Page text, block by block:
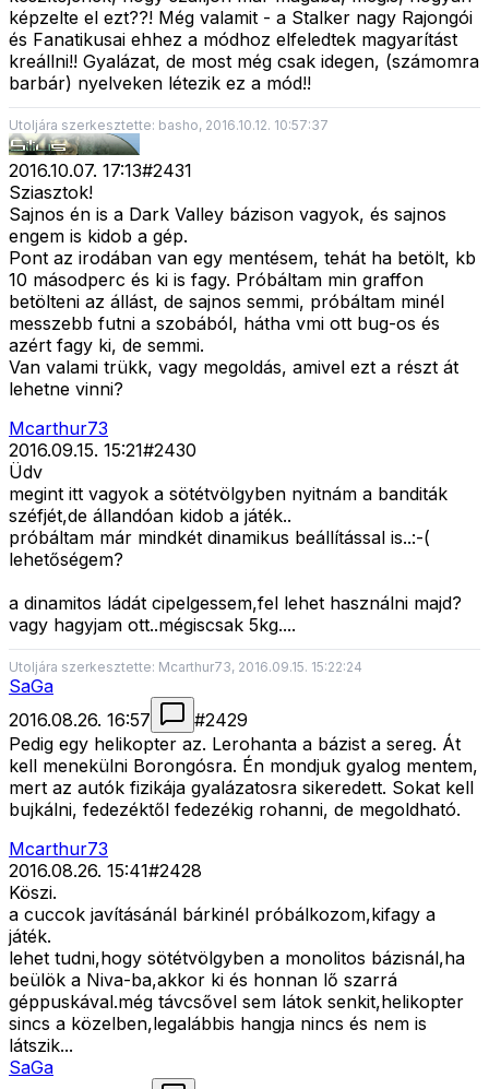
képzelte el ezt??! Még valamit - a Stalker nagy Rajongói
és Fanatikusai ehhez a módhoz elfeledtek magyarítást
kreállni!! Gyalázat, de most még csak idegen, (számomra
barbár) nyelveken létezik ez a mód!!
Utoljára szerkesztette: basho, 2016.10.12. 10:57:37
2016.10.07. 17:13#2431
Sziasztok!
Sajnos én is a Dark Valley bázison vagyok, és sajnos
engem is kidob a gép.
Pont az irodában van egy mentésem, tehát ha betölt, kb
10 másodperc és ki is fagy. Próbáltam min graffon
betölteni az állást, de sajnos semmi, próbáltam minél
messzebb futni a szobából, hátha vmi ott bug-os és
azért fagy ki, de semmi.
Van valami trükk, vagy megoldás, amivel ezt a részt át
lehetne vinni?
Mcarthur73
2016.09.15. 15:21#2430
Üdv
megint itt vagyok a sötétvölgyben nyitnám a banditák
széfjét,de állandóan kidob a játék..
próbáltam már mindkét dinamikus beállítással is..:-(
lehetőségem?
a dinamitos ládát cipelgessem,fel lehet használni majd?
vagy hagyjam ott..mégiscsak 5kg....
Utoljára szerkesztette: Mcarthur73, 2016.09.15. 15:22:24
SaGa
2016.08.26. 16:57
#2429
Pedig egy helikopter az. Lerohanta a bázist a sereg. Át
kell menekülni Borongósra. Én mondjuk gyalog mentem,
mert az autók fizikája gyalázatosra sikeredett. Sokat kell
bujkálni, fedezéktől fedezékig rohanni, de megoldható.
Mcarthur73
2016.08.26. 15:41#2428
Köszi.
a cuccok javításánál bárkinél próbálkozom,kifagy a
játék.
lehet tudni,hogy sötétvölgyben a monolitos bázisnál,ha
beülök a Niva-ba,akkor ki és honnan lő szarrá
géppuskával.még távcsővel sem látok senkit,helikopter
sincs a közelben,legalábbis hangja nincs és nem is
látszik...
SaGa